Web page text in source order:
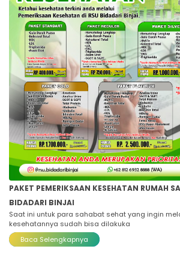
PAKET PEMERIKSAAN KESEHATAN RUMAH
BIDADARI BINJAI
Saat ini untuk para sahabat sehat yang ingin
kesehatannya sudah bisa dilakuka
Baca Selengkapnya